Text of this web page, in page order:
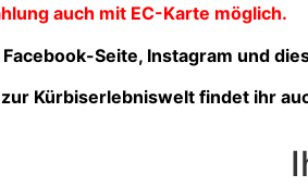
auch mit EC-Karte möglich.
Seite, Instagram und
Kürbiserlebniswelt findet ihr